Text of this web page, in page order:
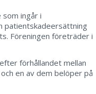
ingår i
patientskadeersättning
Föreningen företräder i
förhållandet mellan
en av dem belöper på